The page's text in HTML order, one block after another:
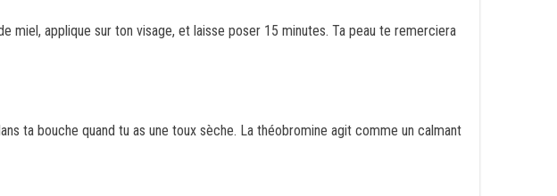
miel, applique sur ton visage, et laisse poser 15 minutes. Ta peau te remerciera
ta bouche quand tu as une toux sèche. La théobromine agit comme un calmant